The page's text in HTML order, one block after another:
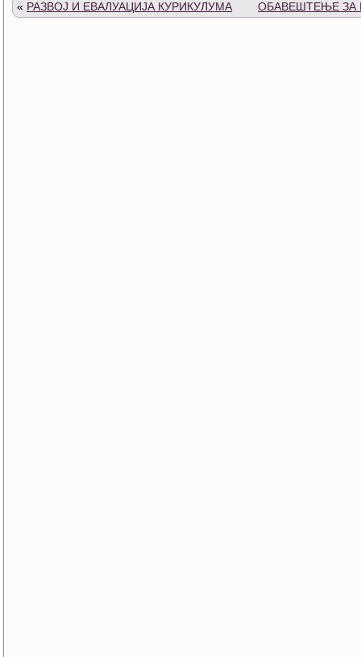
« РАЗВОЈ И ЕВАЛУАЦИЈА КУРИКУЛУМА ОБАВЕШТЕЊЕ ЗА